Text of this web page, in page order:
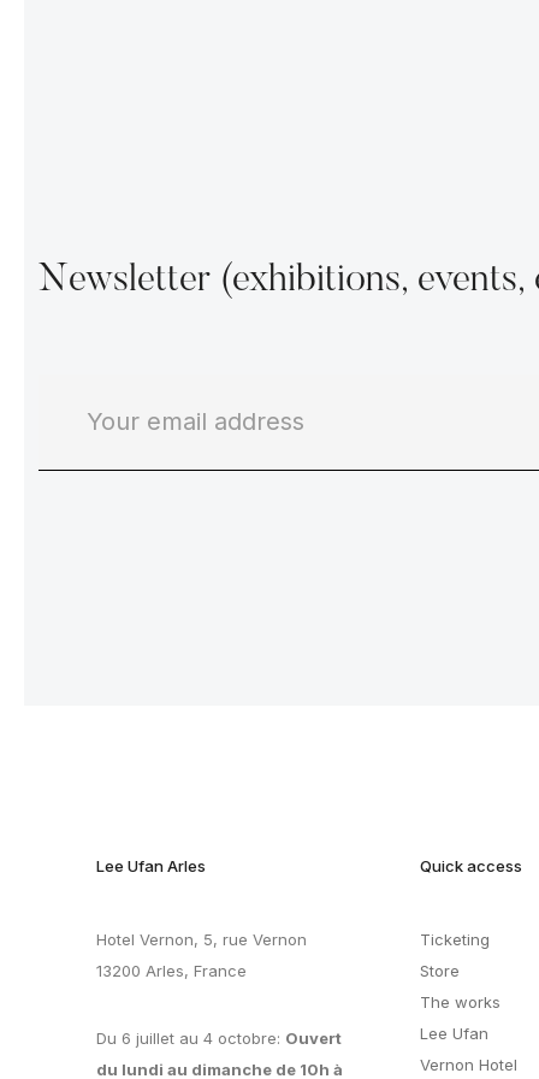
Newsletter (exhibitions, events,
Lee Ufan Arles
Hotel Vernon, 5, rue Vernon
13200 Arles, France
Du 6 juillet au 4 octobre: Ouvert
du lundi au dimanche de 10h à
Quick access
Ticketing
Store
The works
Lee Ufan
Vernon Hotel